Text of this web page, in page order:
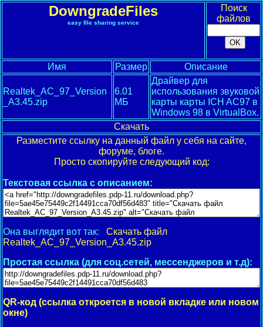
DowngradeFiles
easy file sharing service
Поиск
файлов
Имя Размер Описание
Realtek_AC_97_Version
_A3.45.zip
6.01
МБ
Драйвер для
использования звуковой
карты карты ICH AC97 в
Windows 98 в VirtualBox.
Скачать
Разместите ссылку на данный файл у себя на сайте,
форуме, блоге.
Просто скопируйте следующий код:
Текстовая ссылка с описанием:
Она выглядит вот так: Скачать файл
Realtek_AC_97_Version_A3.45.zip
Простая ссылка (для соц.сетей, мессенджеров и т.д):
QR-код (ссылка откроется в новой вкладке или новом
окне)